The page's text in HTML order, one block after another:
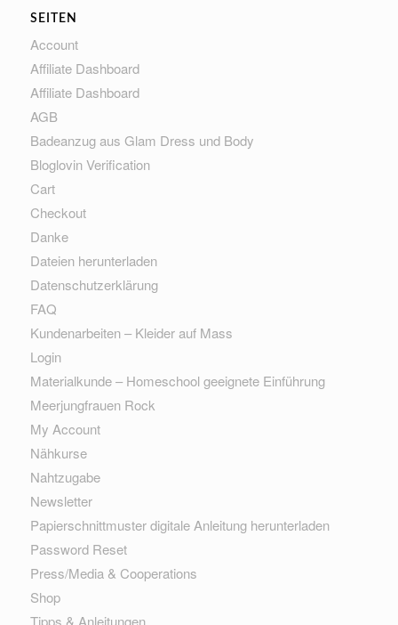
SEITEN
Account
Affiliate Dashboard
Affiliate Dashboard
AGB
Badeanzug aus Glam Dress und Body
Bloglovin Verification
Cart
Checkout
Danke
Dateien herunterladen
Datenschutzerklärung
FAQ
Kundenarbeiten – Kleider auf Mass
Login
Materialkunde – Homeschool geeignete Einführung
Meerjungfrauen Rock
My Account
Nähkurse
Nahtzugabe
Newsletter
Papierschnittmuster digitale Anleitung herunterladen
Password Reset
Press/Media & Cooperations
Shop
Tipps & Anleitungen